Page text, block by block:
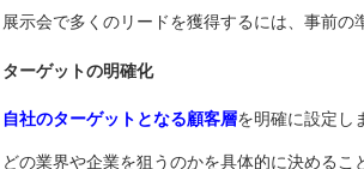
展示会で多くのリードを獲得するには、事前の
ターゲットの明確化
自社のターゲットとなる顧客層を明確に設定し
どの業界や企業を狙うのかを具体的に決める